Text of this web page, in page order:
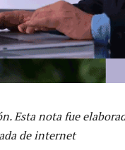
Esta nota fue
de internet